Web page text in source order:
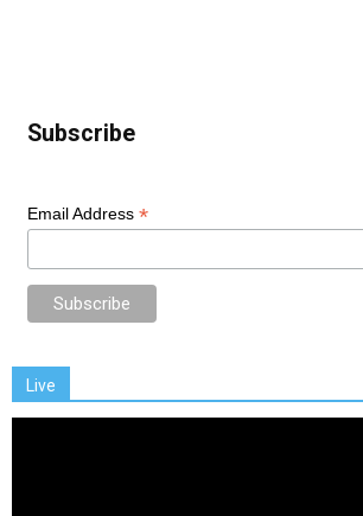
Subscribe
Email Address *
Live